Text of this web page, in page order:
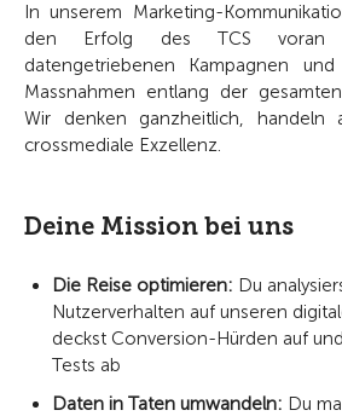
In unserem Marketing-
den Erfolg des TCS
datengetriebenen Kampagnen
Massnahmen entlang der
Wir denken ganzheitlich,
crossmediale Exzellenz.
Deine Mission bei uns
Die Reise optimieren: Du
Nutzerverhalten auf unseren
deckst Conversion-Hürden auf
Tests ab
Daten in Taten umwandeln: Du